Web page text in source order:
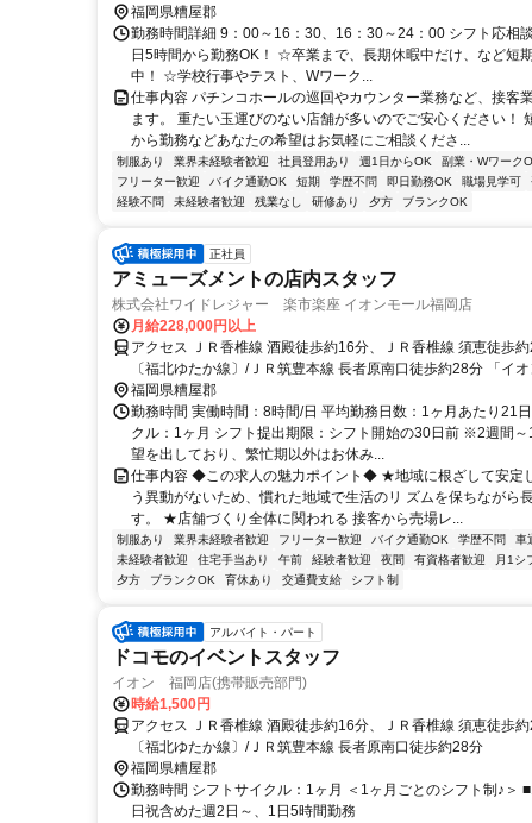
福岡県糟屋郡
勤務時間詳細 9：00～16：30、16：30～24：00 シフト応
日5時間から勤務OK！ ☆卒業まで、長期休暇中だけ、など短
中！ ☆学校行事やテスト、Wワーク...
仕事内容 パチンコホールの巡回やカウンター業務など、接客
ます。 重たい玉運びのない店舗が多いのでご安心ください！
から勤務などあなたの希望はお気軽にご相談くださ...
制服あり 業界未経験者歓迎 社員登用あり 週1日からOK 副業・Wワーク
フリーター歓迎
バイク通勤OK 短期 学歴不問 即日勤務OK 職場見学可
経験不問
未経験者歓迎 残業なし 研修あり 夕方 ブランクOK
正社員
アミューズメントの店内スタッフ
株式会社ワイドレジャー 楽市楽座 イオンモール福岡店
月給228,000円以上
アクセス ＪＲ香椎線 酒殿徒歩約16分、ＪＲ香椎線 須恵徒歩
〔福北ゆたか線〕/ＪＲ筑豊本線 長者原南口徒歩約28分 「イ
バス亭より徒歩１分
福岡県糟屋郡
勤務時間 実働時間：8時間/日 平均勤務日数：1ヶ月あたり21
クル：1ヶ月 シフト提出期限：シフト開始の30日前 ※2週間
望を出しており、繁忙期以外はお休み...
仕事内容 ◆この求人の魅力ポイント◆ ★地域に根ざして安定
う異動がないため、慣れた地域で生活のリ ズムを保ちながら
す。 ★店舗づくり全体に関われる 接客から売場レ...
制服あり 業界未経験者歓迎 フリーター歓迎 バイク通勤OK 学歴不問 車
未経験者歓迎
住宅手当あり 午前 経験者歓迎 夜間 有資格者歓迎 月1シ
夕方
ブランクOK 育休あり 交通費支給 シフト制
アルバイト・パート
ドコモのイベントスタッフ
イオン 福岡店(携帯販売部門)
時給1,500円
アクセス ＪＲ香椎線 酒殿徒歩約16分、ＪＲ香椎線 須恵徒歩
〔福北ゆたか線〕/ＪＲ筑豊本線 長者原南口徒歩約28分
福岡県糟屋郡
勤務時間 シフトサイクル：1ヶ月 ＜1ヶ月ごとのシフト制♪＞
日祝含めた週2日～、1日5時間勤務